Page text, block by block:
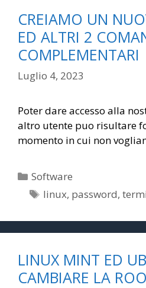
CREIAMO UN
ED ALTRI 2
COMPLEMENTARI
Luglio 4, 2023
Poter dare accesso alla
altro utente puo risultare
momento in cui non
Categorie
Software
Tag
linux, password,
LINUX MINT ED
CAMBIARE LA